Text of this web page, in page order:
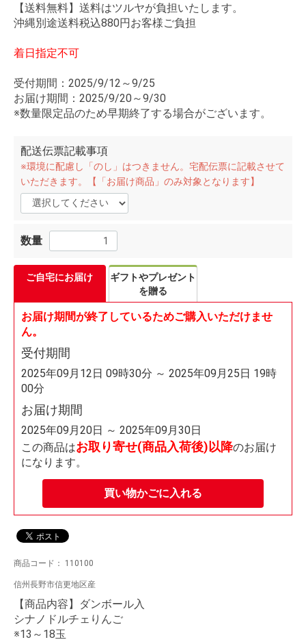
【送料無料】送料はツルヤが負担いたします。
沖縄別途送料税込880円お客様ご負担
着日指定不可
受付期間：2025/9/12～9/25
お届け期間：2025/9/20～9/30
※数量限定品のため早期終了する場合がございます。
配送伝票記載事項
※環境に配慮し「のし」はつきません。宅配伝票に記載させて
いただきます。【「お届け商品」のみ対象となります】
数量
ご自宅にお届け
ギフトやプレゼント
を贈る
買い物かごに入れる
お届け期間が終了しているためご購入いただけませ
ん。
受付期間
2025年09月12日 09時30分 ～ 2025年09月25日 19時
00分
お届け期間
2025年09月20日 ～ 2025年09月30日
この商品はお取り寄せ(商品入荷後)以降のお届け
になります。
商品コード： 110100
信州長野市信更地区産
【商品内容】ダンボール入
シナノドルチェりんご
※13～18玉